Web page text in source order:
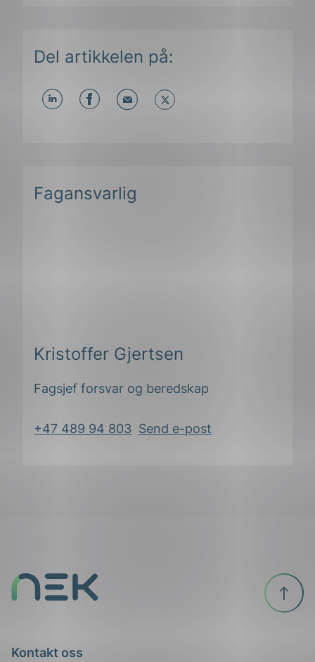
Del artikkelen på:
Fagansvarlig
Kristoffer Gjertsen
Fagsjef forsvar og beredskap
+47 489 94 803 Send e-post
Kontakt oss
Til
toppen